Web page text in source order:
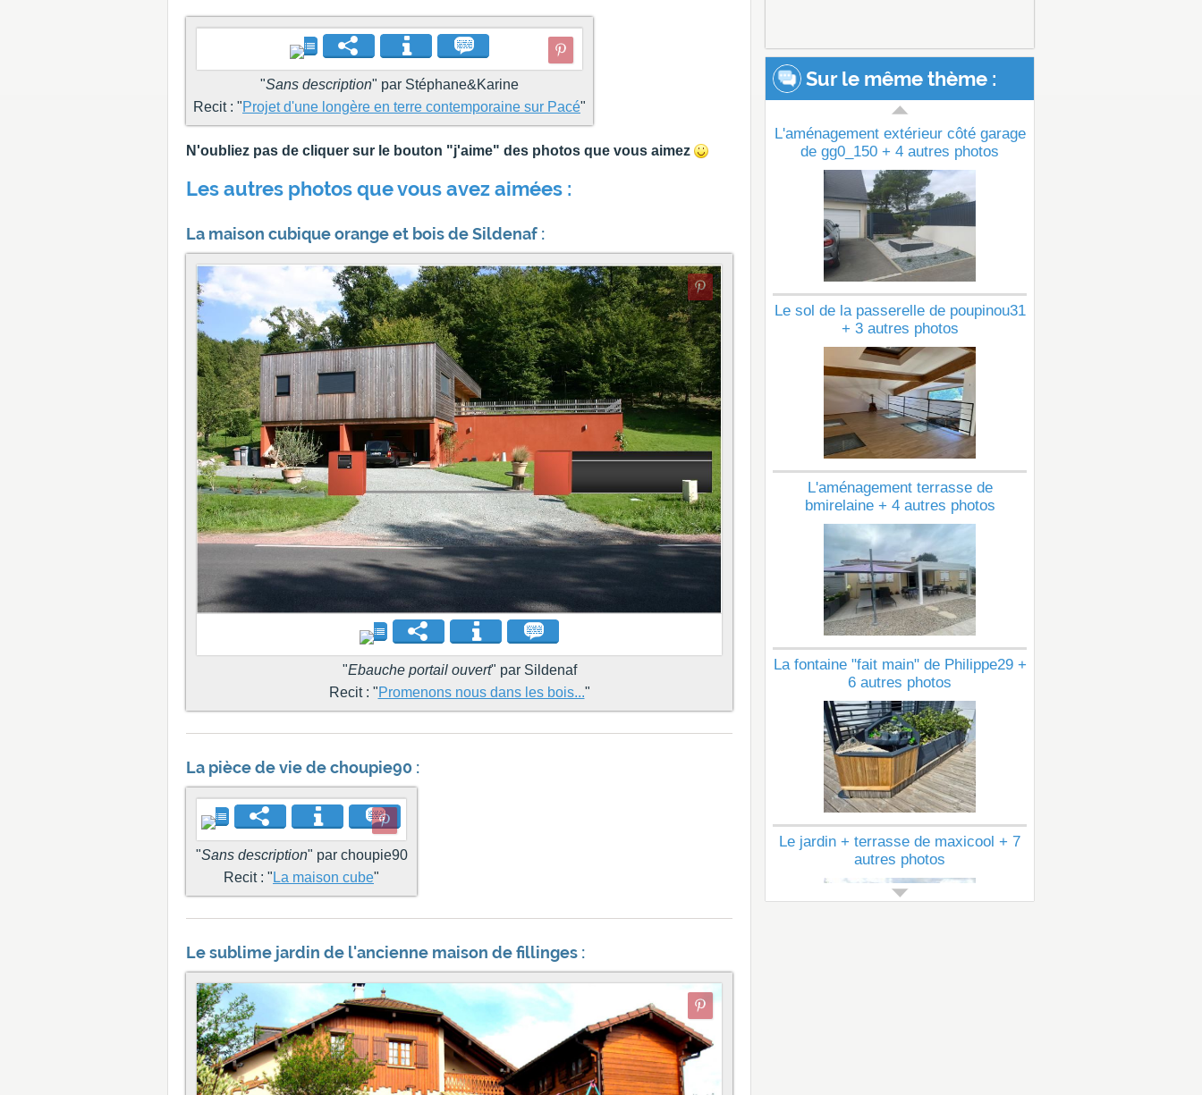
"Sans description" par Stéphane&Karine
Recit : "Projet d'une longère en terre contemporaine sur Pacé"
N'oubliez pas de cliquer sur le bouton "j'aime" des photos que vous aimez
Les autres photos que vous avez aimées :
La maison cubique orange et bois de Sildenaf :
"Ebauche portail ouvert" par Sildenaf
Recit : "Promenons nous dans les bois..."
La pièce de vie de choupie90 :
"Sans description" par choupie90
Recit : " La maison cube"
Le sublime jardin de l'ancienne maison de fillinges :
Sur le même thème :
L'aménagement extérieur côté garage
de gg0_150 + 4 autres photos
Le sol de la passerelle de poupinou31
+ 3 autres photos
L'aménagement terrasse de
bmirelaine + 4 autres photos
La fontaine "fait main" de Philippe29 +
6 autres photos
Le jardin + terrasse de maxicool + 7
autres photos